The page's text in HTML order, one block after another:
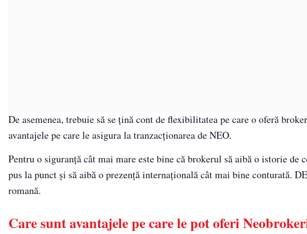
De asemenea, trebuie să se ţină cont de flexibilitatea pe care o oferă
avantajele pe care le asigura la tranzacţionarea de NEO.
Pentru o siguranţă cât mai mare este bine că brokerul să aibă o istorie de
pus la punct şi să aibă o prezenţă internaţională cât mai bine conturată.
romană.
Care sunt avantajele pe care le pot oferi